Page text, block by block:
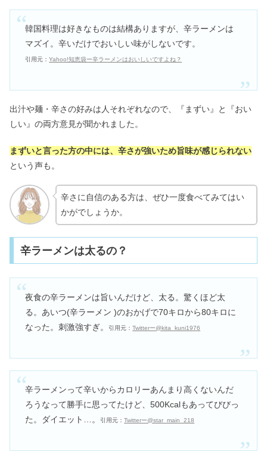
韓国料理は好きなものは結構ありますが、辛ラーメンは
マズイ。辛いだけでおいしい味がしないです。
引用元：Yahoo!知恵袋ー辛ラーメンはおいしいですよね？
出汁や麺・辛さの好みは人それぞれなので、『まずい』と『おい
しい』の両方意見が聞かれました。
まずいと言った方の中には、辛さが強いため旨味が感じられない
という声も。
辛さに自信のある方は、ぜひ一度食べてみてはい
かがでしょうか。
辛ラーメンは太るの？
夜食の辛ラーメンは旨いんだけど、太る。驚くほど太
る。あいつ(辛ラーメン )のおかげで70キロから80キロに
なった。刺激強すぎ。
引用元：Twitterー@kita_kuni1976
辛ラーメンって辛いからカロリーあんまり高くないんだ
ろうなって勝手に思ってたけど、500Kcalもあってびびっ
た。ダイエット…。
引用元：Twitterー@star_main_218